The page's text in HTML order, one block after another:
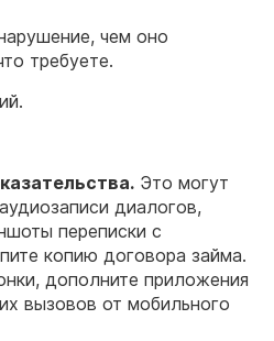
чем оно
требуете.
Это могут
диалогов,
переписки с
копию договора займа.
дополните приложения
вызовов от мобильного